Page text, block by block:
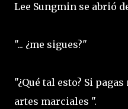
Lee Sungmin se abrió
"... ¿me sigues?"
"¿Qué tal esto? Si
artes marciales ".